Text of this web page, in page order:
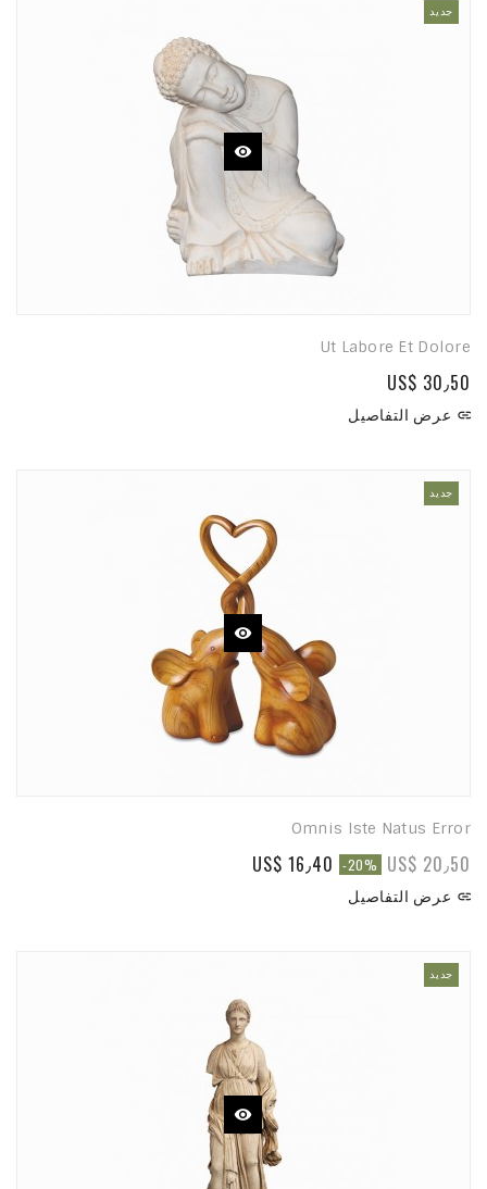
جديد
Ut Labore Et Dolore
US$ 30٫50
 عرض التفاصيل
جديد
Omnis Iste Natus Error
US$ 16٫40 -20% US$ 20٫50
 عرض التفاصيل
جديد